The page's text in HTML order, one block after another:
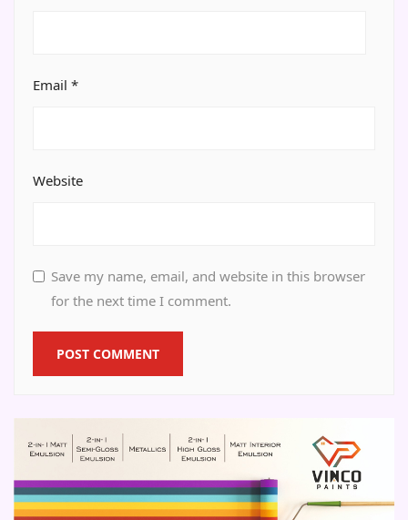
Email *
Website
Save my name, email, and website in this browser
for the next time I comment.